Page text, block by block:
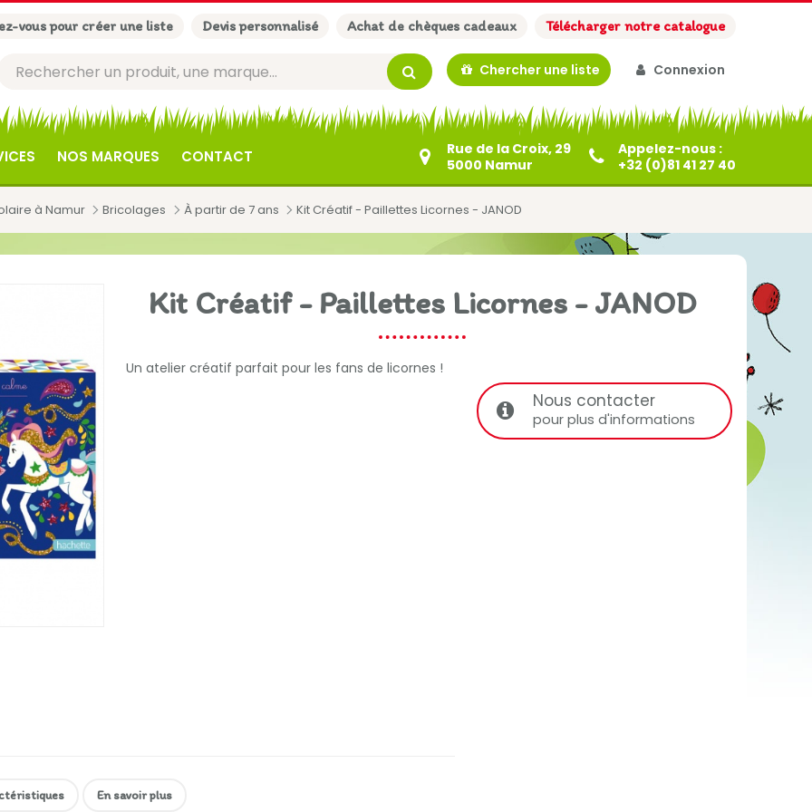
vous pour créer une liste Devis personnalisé Achat de chèques cadeaux Télécharger notre catalogue
Connexion
Chercher une liste
NOS MARQUES CONTACT
Appelez-nous :
+32 (0)81 41 27 40
Rue de la Croix, 29
5000 Namur
à Namur Bricolages À partir de 7 ans Kit Créatif - Paillettes Licornes - JANOD
Kit Créatif - Paillettes Licornes - JANOD
Nous contacter
pour plus d'informations
Un atelier créatif parfait pour les fans de licornes !
En savoir plus